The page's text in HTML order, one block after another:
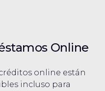
Online
online están
incluso para